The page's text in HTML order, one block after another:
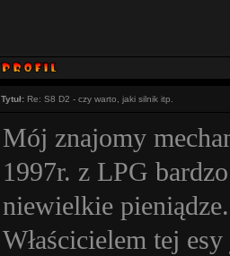
Tytuł: Re: S8 D2 - czy warto, jaki silnik itp.
Mój znajomy
1997r. z LPG
niewielkie pieniądze.
Właścicielem tej